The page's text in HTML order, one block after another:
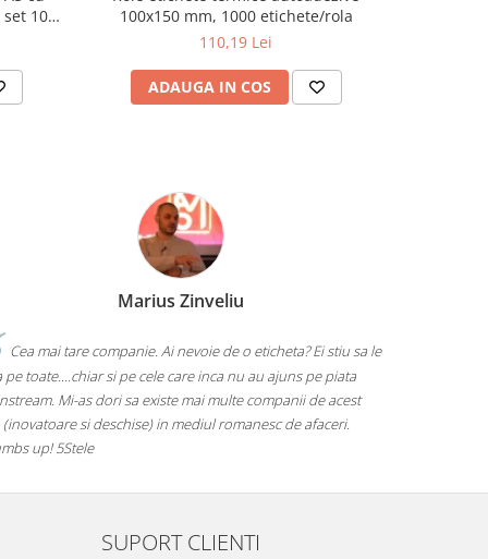
100
100x150 mm, 1000 etichete/rola
110,19 Lei
ADAUGA IN COS
Marius Zinveliu
Cea mai tare companie. Ai nevoie de o eticheta? Ei stiu sa le
pe toate....chiar si pe cele care inca nu au ajuns pe piata
Mi-as dori sa existe mai multe companii de acest
(inovatoare si deschise) in mediul romanesc de afaceri.
up! 5Stele
SUPORT CLIENTI